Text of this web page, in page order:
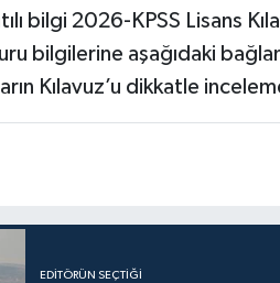
bilgi 2026-KPSS Lisans
bilgilerine aşağıdaki
Kılavuz’u dikkatle
EDITÖRÜN SEÇTIĞI